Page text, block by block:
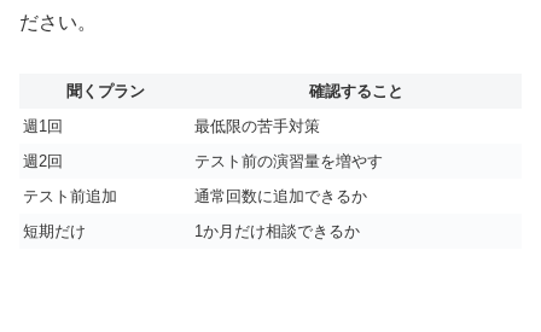
ださい。
聞くプラン
確認すること
週1回
最低限の苦手対策
週2回
テスト前の演習量を増やす
テスト前追加
通常回数に追加できるか
短期だけ
1か月だけ相談できるか